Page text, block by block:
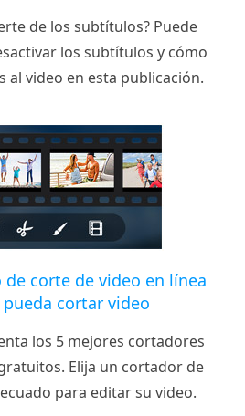
de los subtítulos? Puede
los subtítulos y cómo
video en esta publicación.
corte de video en línea
cortar video
los 5 mejores cortadores
Elija un cortador de
para editar su video.